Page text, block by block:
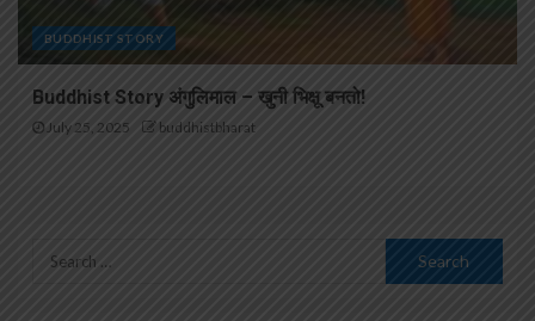
BUDDHIST STORY
Buddhist Story अंगुलिमाल – खुनी भिक्षू बनतो!
July 25, 2025 buddhistbharat